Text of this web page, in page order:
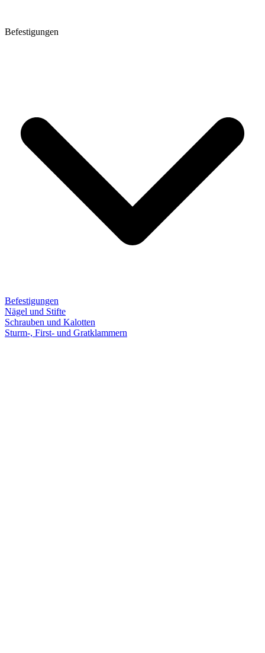
Befestigungen
Befestigungen
Nägel und Stifte
Schrauben und Kalotten
Sturm-, First- und Gratklammern